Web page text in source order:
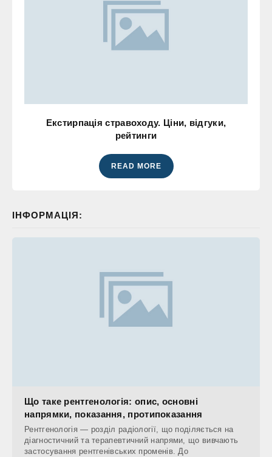
Екстирпація стравоходу. Ціни, відгуки,
рейтинги
READ MORE
ІНФОРМАЦІЯ:
Що таке рентгенологія: опис, основні
напрямки, показання, протипоказання
Рентгенологія — розділ радіології, що поділяється на
діагностичний та терапевтичний напрями, що вивчають
застосування рентгенівських променів. До